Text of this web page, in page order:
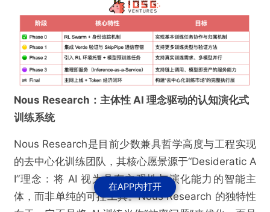
Nous Research：主体性 AI 理念驱动的认知演化式
训练系统
Nous Research是目前少数兼具哲学高度与工程实现
的去中心化训练团队，其核心愿景源于“Desideratic A
I”理念：将 AI 视为具有主观性与演化能力的智能主
体，而非单纯的可控工具。Nous Research 的独特性
在APP内打开